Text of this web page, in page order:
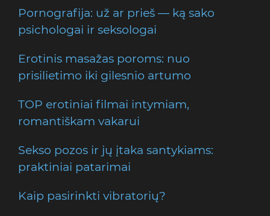
Pornografija: už ar prieš — ką sako
psichologai ir seksologai
Erotinis masažas poroms: nuo
prisilietimo iki gilesnio artumo
TOP erotiniai filmai intymiam,
romantiškam vakarui
Sekso pozos ir jų įtaka santykiams:
praktiniai patarimai
Kaip pasirinkti vibratorių?